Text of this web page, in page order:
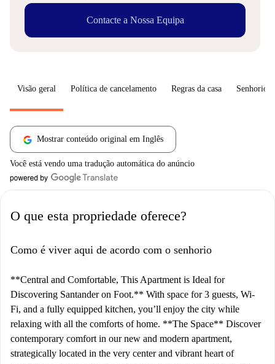
Contacte a Nossa Equipa
Visão geral Política de cancelamento Regras da casa Senhorio
Mostrar conteúdo original em Inglês
Você está vendo uma tradução automática do anúncio
O que esta propriedade oferece?
Como é viver aqui de acordo com o senhorio
**Central and Comfortable, This Apartment is Ideal for
Discovering Santander on Foot.** With space for 3 guests, Wi-
Fi, and a fully equipped kitchen, you’ll enjoy the city while
relaxing with all the comforts of home. **The Space** Discover
contemporary comfort in our new and modern apartment,
strategically located in the very center and vibrant heart of